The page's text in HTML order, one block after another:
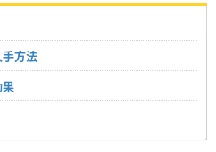
方法
果